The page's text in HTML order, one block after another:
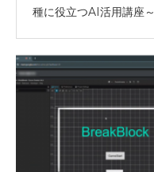
種に役立つAI活用講座～